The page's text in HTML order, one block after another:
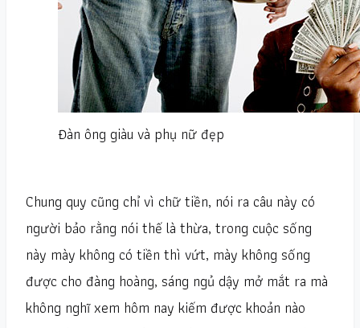
Đàn ông giàu và phụ nữ đẹp
Chung quy cũng chỉ vì chữ tiền, nói ra câu này có
người bảo rằng nói thế là thừa, trong cuộc sống
này mày không có tiền thì vứt, mày không sống
được cho đàng hoàng, sáng ngủ dậy mở mắt ra mà
không nghĩ xem hôm nay kiếm được khoản nào